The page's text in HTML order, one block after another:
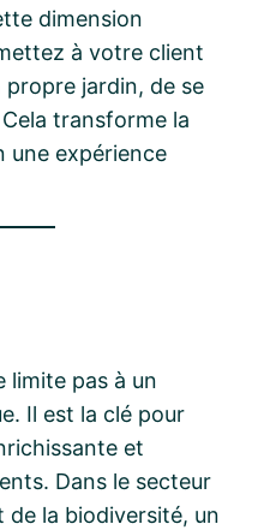
dimension
à votre client
jardin, de se
transforme la
une expérience
limite pas à un
Il est la clé pour
et
Dans le secteur
de la biodiversité, un